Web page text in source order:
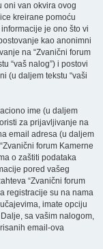
oni van okvira ovog
kreirane pomoću
je ono što vi
kao anonimni
na “Zvanični forum
“vaš nalog”) i postovi
(u daljem tekstu “vaši
ime (u daljem
za prijavljivanje na
email adresa (u daljem
forum Kamerne
o zaštiti podataka
pored vašeg
“Zvanični forum
registracije su na nama
imate opciju
sa vašim nalogom,
email-ova